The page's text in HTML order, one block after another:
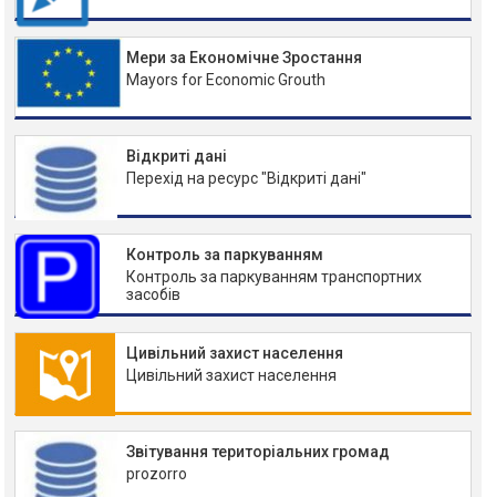
Мери за Економічне Зростання
Mayors for Economic Grouth
Відкриті дані
Перехід на ресурс "Відкриті дані"
Контроль за паркуванням
Контроль за паркуванням транспортних
засобів
Цивільний захист населення
Цивільний захист населення
Звітування територіальних громад
prozorro